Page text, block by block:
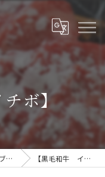
ボ】
ブログ 【黒毛和牛 イチボ】